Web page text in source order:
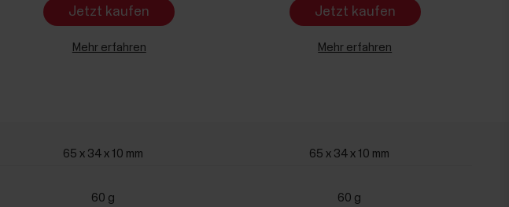
Jetzt kaufen Jetzt kaufen
Mehr erfahren Mehr erfahren
65 x 34 x 10 mm 65 x 34 x 10 mm
60 g 60 g